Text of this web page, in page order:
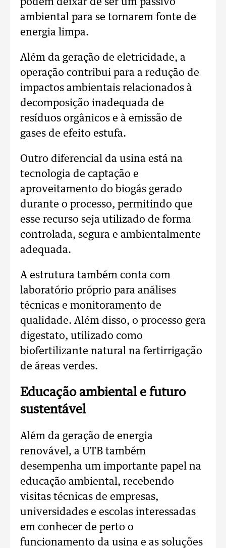
podem deixar de ser um passivo
ambiental para se tornarem fonte de
energia limpa.
Além da geração de eletricidade, a
operação contribui para a redução de
impactos ambientais relacionados à
decomposição inadequada de
resíduos orgânicos e à emissão de
gases de efeito estufa.
Outro diferencial da usina está na
tecnologia de captação e
aproveitamento do biogás gerado
durante o processo, permitindo que
esse recurso seja utilizado de forma
controlada, segura e ambientalmente
adequada.
A estrutura também conta com
laboratório próprio para análises
técnicas e monitoramento de
qualidade. Além disso, o processo gera
digestato, utilizado como
biofertilizante natural na fertirrigação
de áreas verdes.
Educação ambiental e futuro
sustentável
Além da geração de energia
renovável, a UTB também
desempenha um importante papel na
educação ambiental, recebendo
visitas técnicas de empresas,
universidades e escolas interessadas
em conhecer de perto o
funcionamento da usina e as soluções